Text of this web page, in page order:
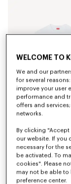
130 €
WELCOME TO
We and our
for several
improve your user
performance and
offers and
networks.
By clicking
our website. If you
necessary for the
be activated. To
cookies". Please
may not be able
preference center.